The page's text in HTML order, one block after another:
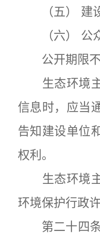
（五） 建设
（六） 公众
公开期限不
生态环境主
信息时，应当
告知建设单位
权利。
生态环境主
环境保护行政
第二十四条